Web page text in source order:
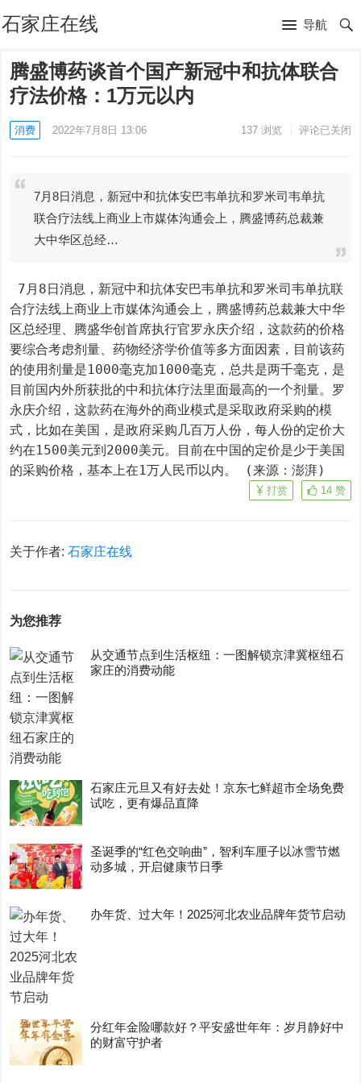
石家庄在线 导航
腾盛博药谈首个国产新冠中和抗体联合
疗法价格：1万元以内
消费 2022年7月8日 13:06 137浏览 评论已关闭
7月8日消息，新冠中和抗体安巴韦单抗和罗米司韦单抗
联合疗法线上商业上市媒体沟通会上，腾盛博药总裁兼
大中华区总经…
合疗法线上商业上市媒体沟通会上，腾盛博药总裁兼大中华
区总经理、腾盛华创首席执行官罗永庆介绍，这款药的价格
要综合考虑剂量、药物经济学价值等多方面因素，目前该药
的使用剂量是1000毫克加1000毫克，总共是两千毫克，是
目前国内外所获批的中和抗体疗法里面最高的一个剂量。罗
永庆介绍，这款药在海外的商业模式是采取政府采购的模
式，比如在美国，是政府采购几百万人份，每人份的定价大
约在1500美元到2000美元。目前在中国的定价是少于美国
的采购价格，基本上在1万人民币以内。 (来源：澎湃)
14 赞
打赏
关于作者:石家庄在线
为您推荐
从交通节点到生活枢纽：一图解锁京津冀枢纽石
家庄的消费动能
石家庄元旦又有好去处！京东七鲜超市全场免费
试吃，更有爆品直降
圣诞季的“红色交响曲”，智利车厘子以冰雪节燃
动多城，开启健康节日季
办年货、过大年！2025河北农业品牌年货节启动
分红年金险哪款好？平安盛世年年：岁月静好中
的财富守护者